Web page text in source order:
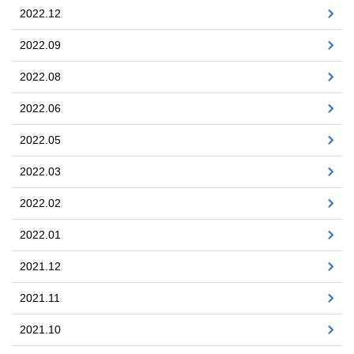
2022.12
2022.09
2022.08
2022.06
2022.05
2022.03
2022.02
2022.01
2021.12
2021.11
2021.10